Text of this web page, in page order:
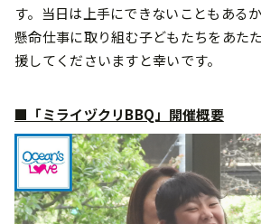
す。当日は上手にできないこともある
懸命仕事に取り組む子どもたちをあた
援してくださいますと幸いです。
■「ミライヅクリBBQ」開催概要